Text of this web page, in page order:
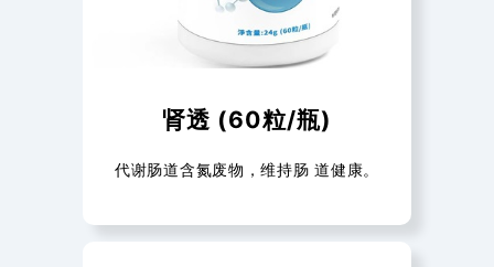
肾透 (60粒/瓶)
代谢肠道含氮废物，维持肠 道健康。